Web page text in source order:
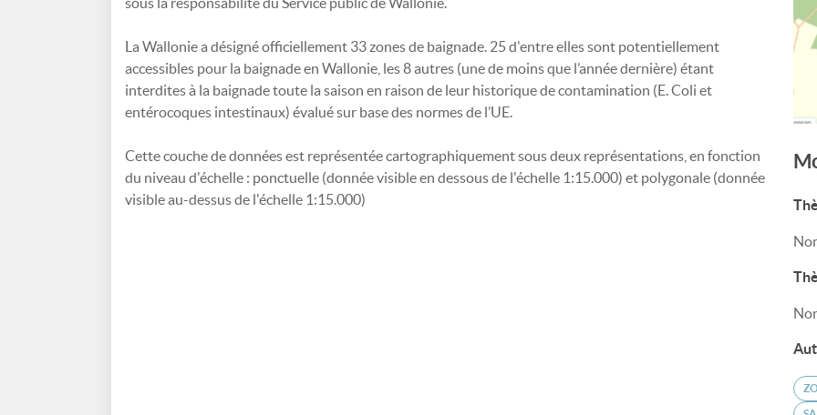
La Wallonie a désigné officiellement 33 zones de baignade. 25 d'entre elles sont potentiellement
accessibles pour la baignade en Wallonie, les 8 autres (une de moins que l’année dernière) étant
interdites à la baignade toute la saison en raison de leur historique de contamination (E. Coli et
entérocoques intestinaux) évalué sur base des normes de l’UE.
Cette couche de données est représentée cartographiquement sous deux représentations, en fonction
du niveau d'échelle : ponctuelle (donnée visible en dessous de l'échelle 1:15.000) et polygonale (donnée
visible au-dessus de l'échelle 1:15.000)